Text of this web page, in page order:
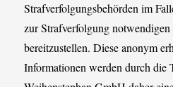
Strafverfolgungsbehörden im
zur Strafverfolgung
bereitzustellen. Diese anonym
Informationen werden durch die